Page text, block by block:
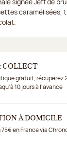
caramélisées,
COLLECT
gratuit, récupérez
10 jours à l'avance
À DOMICILE
en France via